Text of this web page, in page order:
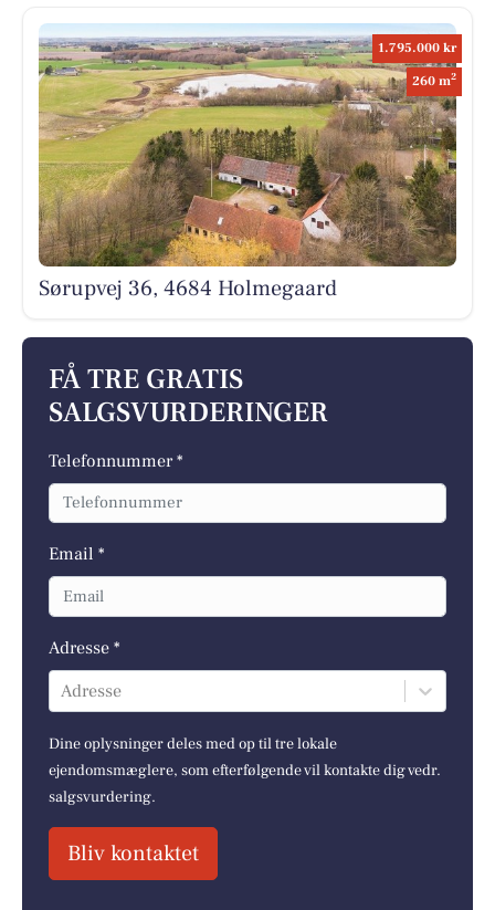
1.795.000 kr
260 m2
Sørupvej 36, 4684 Holmegaard
FÅ TRE GRATIS
SALGSVURDERINGER
Telefonnummer *
Email *
Adresse *
Adresse
Dine oplysninger deles med op til tre lokale
ejendomsmæglere, som efterfølgende vil kontakte dig vedr.
salgsvurdering.
Bliv kontaktet